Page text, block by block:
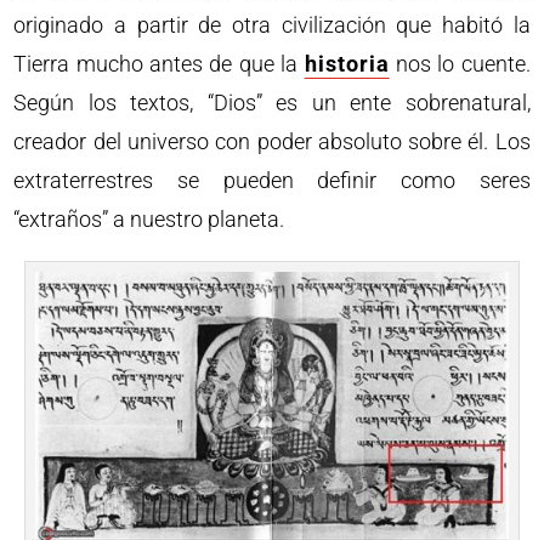
originado a partir de otra civilización que habitó la
Tierra mucho antes de que la historia nos lo cuente.
Según los textos, “Dios” es un ente sobrenatural,
creador del universo con poder absoluto sobre él. Los
extraterrestres se pueden definir como seres
“extraños” a nuestro planeta.